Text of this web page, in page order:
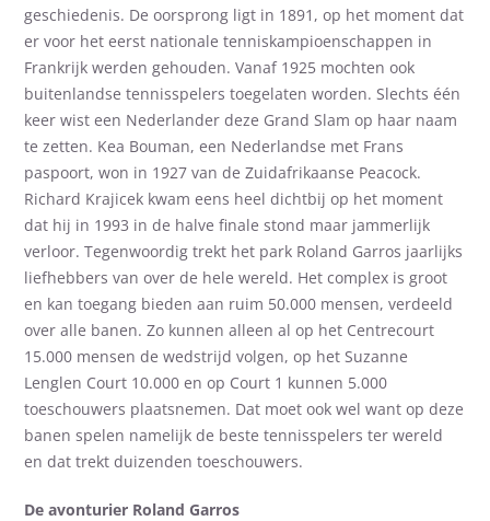
geschiedenis. De oorsprong ligt in 1891, op het moment dat
er voor het eerst nationale tenniskampioenschappen in
Frankrijk werden gehouden. Vanaf 1925 mochten ook
buitenlandse tennisspelers toegelaten worden. Slechts één
keer wist een Nederlander deze Grand Slam op haar naam
te zetten. Kea Bouman, een Nederlandse met Frans
paspoort, won in 1927 van de Zuidafrikaanse Peacock.
Richard Krajicek kwam eens heel dichtbij op het moment
dat hij in 1993 in de halve finale stond maar jammerlijk
verloor. Tegenwoordig trekt het park Roland Garros jaarlijks
liefhebbers van over de hele wereld. Het complex is groot
en kan toegang bieden aan ruim 50.000 mensen, verdeeld
over alle banen. Zo kunnen alleen al op het Centrecourt
15.000 mensen de wedstrijd volgen, op het Suzanne
Lenglen Court 10.000 en op Court 1 kunnen 5.000
toeschouwers plaatsnemen. Dat moet ook wel want op deze
banen spelen namelijk de beste tennisspelers ter wereld
en dat trekt duizenden toeschouwers.
De avonturier Roland Garros